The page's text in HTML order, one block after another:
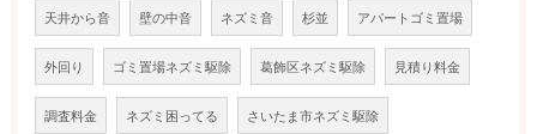
天井から音 壁の中音 ネズミ音 杉並 アパートゴミ置場
外回り ゴミ置場ネズミ駆除 葛飾区ネズミ駆除 見積り料金
調査料金 ネズミ困ってる さいたま市ネズミ駆除